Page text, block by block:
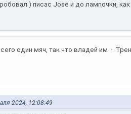
) писас Jose и до лампочки, как
один мяч, так что владей им
2024, 12:08:49